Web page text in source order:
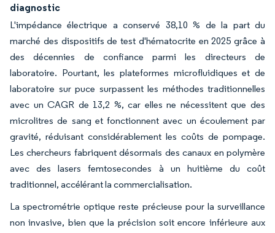
diagnostic
L'impédance électrique a conservé 38,10 % de la part du
marché des dispositifs de test d'hématocrite en 2025 grâce à
des décennies de confiance parmi les directeurs de
laboratoire. Pourtant, les plateformes microfluidiques et de
laboratoire sur puce surpassent les méthodes traditionnelles
avec un CAGR de 13,2 %, car elles ne nécessitent que des
microlitres de sang et fonctionnent avec un écoulement par
gravité, réduisant considérablement les coûts de pompage.
Les chercheurs fabriquent désormais des canaux en polymère
avec des lasers femtosecondes à un huitième du coût
traditionnel, accélérant la commercialisation.
La spectrométrie optique reste précieuse pour la surveillance
non invasive, bien que la précision soit encore inférieure aux